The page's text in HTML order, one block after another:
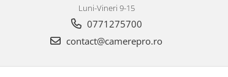
Luni-Vineri 9-15
0771275700
contact@camerepro.ro